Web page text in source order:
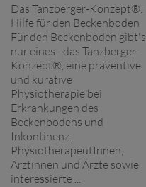
Das Tanzberger-Konzept®:
Hilfe für den Beckenboden
Für den Beckenboden gibt's
nur eines - das Tanzberger-
Konzept®, eine präventive
und kurative
Physiotherapie bei
Erkrankungen des
Beckenbodens und
Inkontinenz.
PhysiotherapeutInnen,
Ärztinnen und Ärzte sowie
interessierte ...